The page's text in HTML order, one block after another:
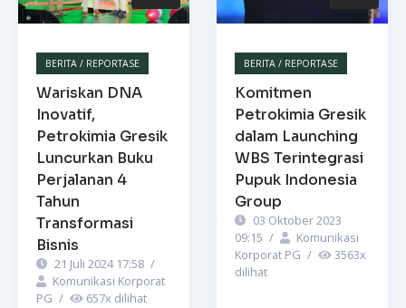
BERITA / REPORTASE
Wariskan DNA
Inovatif,
Petrokimia Gresik
Luncurkan Buku
Perjalanan 4
Tahun
Transformasi
Bisnis
21 Juli 2024 17:58 /
Komunikasi Korporat
PG / 657x dilihat
BERITA / REPORTASE
Komitmen
Petrokimia Gresik
dalam Launching
WBS Terintegrasi
Pupuk Indonesia
Group
03 Oktober 2023
09:15 /
Komunikasi
Korporat PG / 3563x
dilihat